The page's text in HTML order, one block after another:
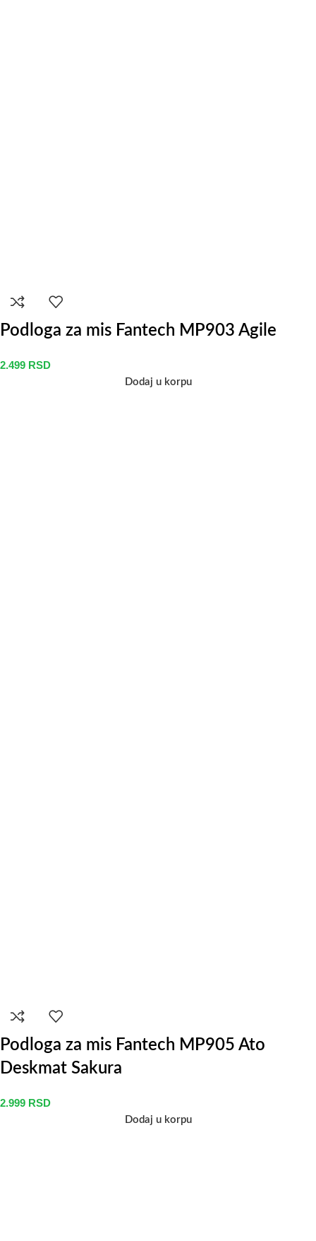
Podloga za mis Fantech MP903 Agile
2.499 RSD
Dodaj u korpu
Podloga za mis Fantech MP905 Ato
Deskmat Sakura
2.999 RSD
Dodaj u korpu